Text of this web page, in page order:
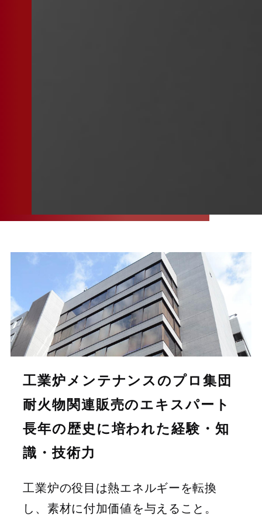
工業炉メンテナンスのプロ集団
耐火物関連販売のエキスパート
長年の歴史に培われた経験・知
識・技術力
工業炉の役目は熱エネルギーを転換
し、素材に付加価値を与えること。